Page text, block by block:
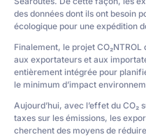
des données dont ils ont besoin
écologique pour une expédition
Finalement, le projet
aux exportateurs et aux
entièrement intégrée pour
le minimum d’impact
Aujourd’hui, avec l’effet du
taxes sur les émissions, les
cherchent des moyens de